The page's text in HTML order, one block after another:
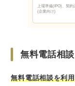
上場準備(IPO)、契
(企業向け)
無料電話相
無料電話相談を利用